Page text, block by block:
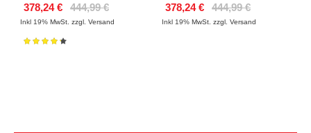
378,24 € 444,99 €
Inkl 19% MwSt. zzgl. Versand
Bewertung:
378,24 € 444,99 €
Inkl 19% MwSt. zzgl. Versand